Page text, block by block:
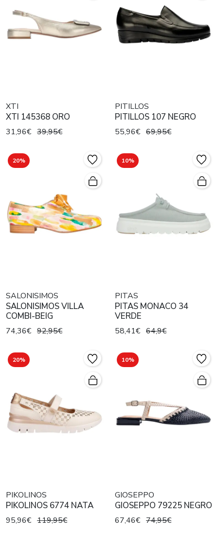
XTI
XTI 145368 ORO
31,96€ 39,95€
PITILLOS
PITILLOS 107 NEGRO
55,96€ 69,95€
20%
SALONISIMOS
SALONISIMOS VILLA
COMBI-BEIG
74,36€ 92,95€
10%
PITAS
PITAS MONACO 34
VERDE
58,41€ 64,9€
20%
PIKOLINOS
PIKOLINOS 6774 NATA
95,96€ 119,95€
10%
GIOSEPPO
GIOSEPPO 79225 NEGRO
67,46€ 74,95€